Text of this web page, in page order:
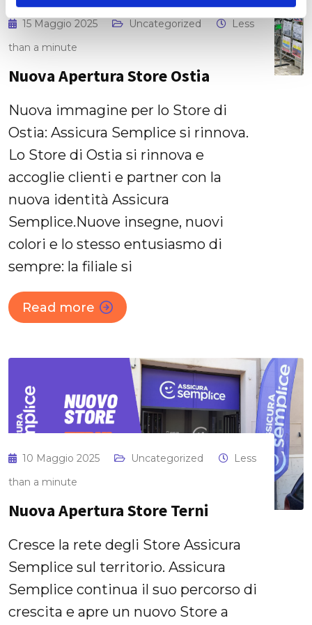
15 Maggio 2025 Uncategorized
Less
than a minute
Nuova Apertura Store Ostia
Nuova immagine per lo Store di
Ostia: Assicura Semplice si rinnova.
Lo Store di Ostia si rinnova e
accoglie clienti e partner con la
nuova identità Assicura
Semplice.Nuove insegne, nuovi
colori e lo stesso entusiasmo di
sempre: la filiale si
Read more
10 Maggio 2025 Uncategorized
Less
than a minute
Nuova Apertura Store Terni
Cresce la rete degli Store Assicura
Semplice sul territorio. Assicura
Semplice continua il suo percorso di
crescita e apre un nuovo Store a